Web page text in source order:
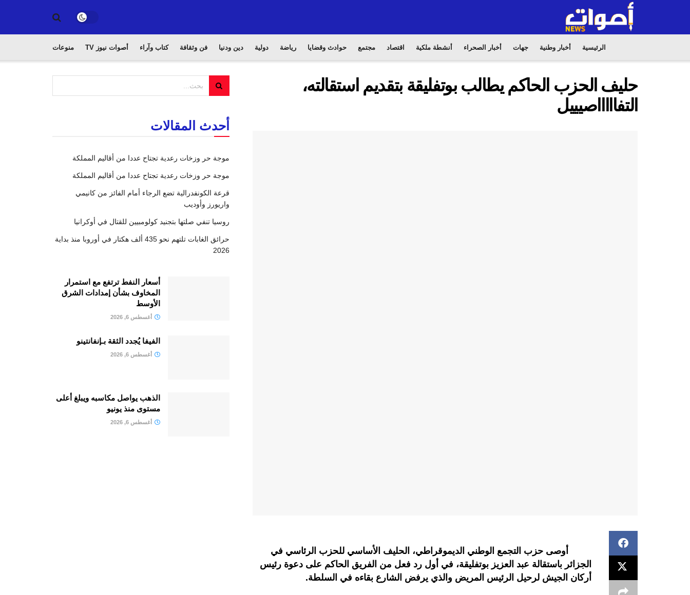
الرئيسية أخبار وطنية جهات أخبار الصحراء أنشطة ملكية اقتصاد مجتمع حوادث وقضايا رياضة دولية دين ودنيا فن وثقافة كتاب وآراء أصوات نيوز TV منوعات
حليف الحزب الحاكم يطالب بوتفليقة بتقديم استقالته،
التفاااااصيييل
أوصى حزب التجمع الوطني الديموقراطي، الحليف الأساسي للحزب الرئاسي في
الجزائر باستقالة عبد العزيز بوتفليقة، في أول رد فعل من الفريق الحاكم على دعوة رئيس
أركان الجيش لرحيل الرئيس المريض والذي يرفض الشارع بقاءه في السلطة.
أحدث المقالات
موجة حر وزخات رعدية تجتاح عددا من أقاليم المملكة
موجة حر وزخات رعدية تجتاح عددا من أقاليم المملكة
قرعة الكونفدرالية تضع الرجاء أمام الفائز من كانيمي
واريورز وأوديب
روسيا تنفي صلتها بتجنيد كولومبيين للقتال في أوكرانيا
حرائق الغابات تلتهم نحو 435 ألف هكتار في أوروبا منذ بداية
2026
أسعار النفط ترتفع مع استمرار
المخاوف بشأن إمدادات الشرق
الأوسط
أغسطس 6, 2026
الفيفا يُجدد الثقة بـإنفانتينو
أغسطس 6, 2026
الذهب يواصل مكاسبه ويبلغ أعلى
مستوى منذ يونيو
أغسطس 6, 2026